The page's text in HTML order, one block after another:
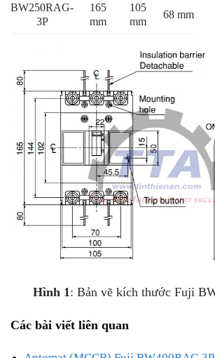
BW250RAG-
3P
165
mm
105
mm
68 mm
Hình 1 : Bản vẽ kích thước Fuji
Các bài viết liên quan